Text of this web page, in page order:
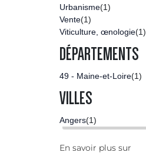
Urbanisme(1)
Vente(1)
Viticulture, œnologie(1)
DÉPARTEMENTS
49 - Maine-et-Loire(1)
VILLES
Angers(1)
En savoir plus sur